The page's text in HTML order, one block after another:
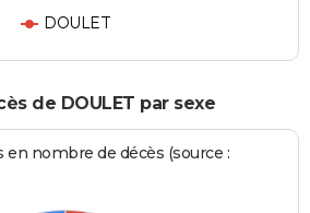
DOULET
de DOULET par sexe
nombre de décès (source :